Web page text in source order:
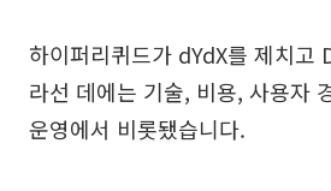
하이퍼리퀴드가 dYdX를 제치고
라선 데에는 기술, 비용, 사용자
운영에서 비롯됐습니다.